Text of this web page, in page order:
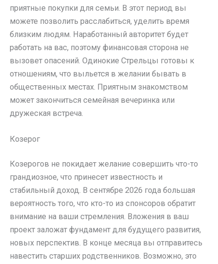
приятные покупки для семьи. В этот период вы
можете позволить расслабиться, уделить время
близким людям. Наработанный авторитет будет
работать на вас, поэтому финансовая сторона не
вызовет опасений. Одинокие Стрельцы готовы к
отношениям, что выльется в желании бывать в
общественных местах. Приятным знакомством
может закончиться семейная вечеринка или
дружеская встреча.
Козерог
Козерогов не покидает желание совершить что-то
грандиозное, что принесет известность и
стабильный доход. В сентябре 2026 года большая
вероятность того, что кто-то из спонсоров обратит
внимание на ваши стремления. Вложения в ваш
проект заложат фундамент для будущего развития,
новых перспектив. В конце месяца вы отправитесь
навестить старших родственников. Возможно, это